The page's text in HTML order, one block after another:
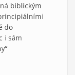
biblickým
do
i sám